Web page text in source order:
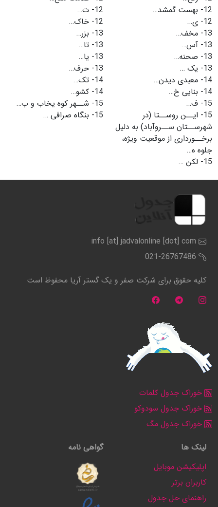
12- بهست گمشد…
12- ی…
13- مخف…
13- آس…
13- صحنه…
13- یک …
14- معبدی دیدن…
14- بنایی خ…
15- ف…
15- ایــن روســتا (در
شهرســتان ســروآباد) به دلیل
برخــوردارى از موقعیت ویژه،
جلوه ه…
15- لکن …
12- ت…
12- خاک…
13- بزر…
13- تا…
13- یا…
13- حرف…
14- تک…
14- کشو…
15- شــهر کوه یخاب و ب…
15- بنگاه صرافی …
info [at] jadvalonline [dot] com
021-26767486
کلیه حقوق برای شرکت صفر و یک گستر آریا محفوظ است
خوراک جدول کلمات
خوراک جدول سودوکو
خوراک جدول مگ
لینک ها
اپلیکیشن موبایل
کاربران برتر
راهنمای حل جدول
گواهی نامه